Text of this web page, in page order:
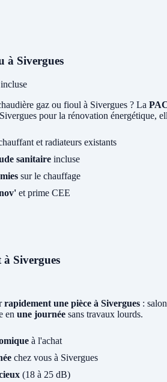
à Sivergues
gaz ou fioul à Sivergues ? La
pour la rénovation énergétique,
et radiateurs existants
sanitaire incluse
sur le chauffage
et prime CEE
Sivergues
rapidement une pièce à Sivergues :
en une journée sans travaux lourds.
à l'achat
chez vous à Sivergues
(18 à 25 dB)